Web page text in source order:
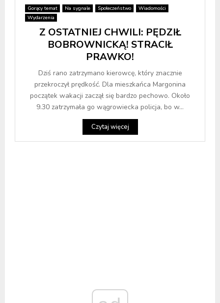
Gorący temat Na sygnale Społeczeństwo
Wiadomości
Wydarzenia
Z OSTATNIEJ CHWILI: PĘDZIŁ
BOBROWNICKĄ! STRACIŁ
PRAWKO!
Dziś rano zatrzymano kierowcę, który znacznie
przekroczył prędkość. Dla mieszkańca Margonina
początek wakacji zaczął się bardzo pechowo. Około
9.30 zatrzymała go wągrowiecka policja, bo w...
Czytaj więcej